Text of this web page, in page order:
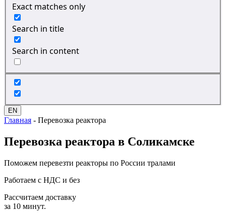
Exact matches only
Search in title
Search in content
EN
Главная - Перевозка реактора
Перевозка реактора в Соликамске
Поможем перевезти реакторы по России тралами
Работаем с НДС и без
Рассчитаем доставку
за 10 минут.